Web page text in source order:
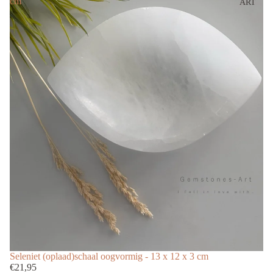
ART
Seleniet (oplaad)schaal oogvormig - 13 x 12 x 3 cm
€21,95